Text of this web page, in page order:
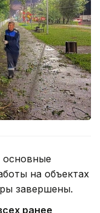
основные
на объектах
завершены.
ранее